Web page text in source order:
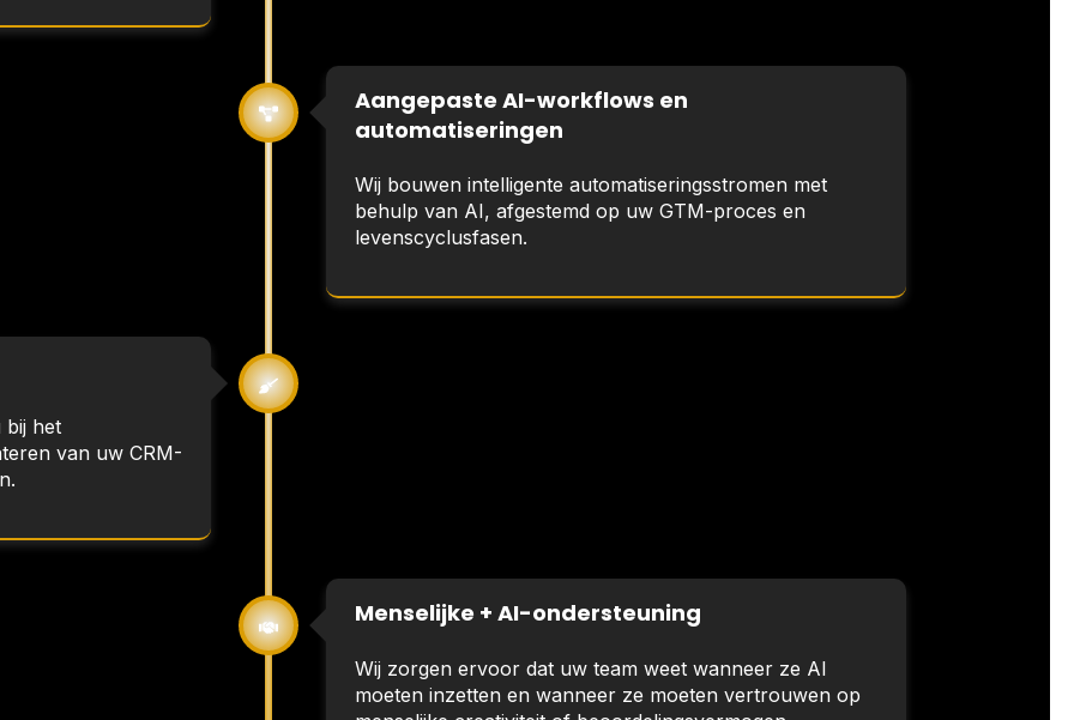
Aangepaste AI-workflows en
automatiseringen
Wij bouwen intelligente automatiseringsstromen met
behulp van AI, afgestemd op uw GTM-proces en
levenscyclusfasen.
bij het
van uw CRM-
Menselijke + AI-ondersteuning
Wij zorgen ervoor dat uw team weet wanneer ze AI
moeten inzetten en wanneer ze moeten vertrouwen op